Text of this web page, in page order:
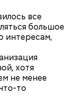
все
большое
интересам,
хотя
не менее
то